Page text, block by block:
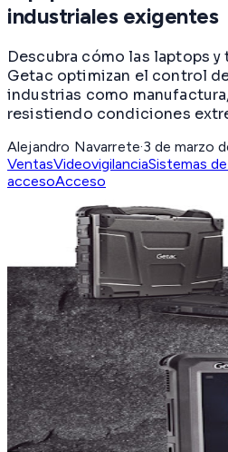
industriales exigentes
Descubra cómo las laptops
Getac optimizan el control
industrias como
resistiendo condiciones
Alejandro Navarrete·3 de marzo
VentasVideovigilanciaSistemas
accesoAcceso